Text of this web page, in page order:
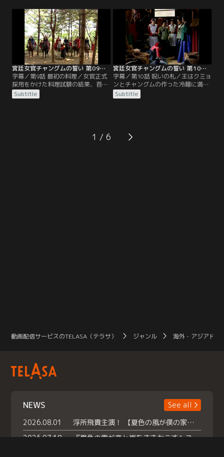
置換えとなる。チャングムの新しい
配属先は菜園。菜園とは王宮の隅に
ある薬草畑で、異国の香辛料や薬草
の栽培を試みるところ。事実上、宮
中で見捨てられた人が配属される部
署だった。
ったチャングムは、ミン・ジョンホ
と初めて言葉を交わす。女官正式採
用を決める試験を7日後に控え、懸
命に遅れを取り戻そうと勉強するチ
ャングム。試験は2段階に分かれて
いた。
宮廷女官チャングムの誓い 第09話／字幕
字幕／第9話 最初の料理／女官正式
採用をかけた料理試験の結果、首席
はクミョン、支給されたもの以外の
食材を使ったチャングムは落第を言
なく、代用の材料を選び出した機転
と知識に感心し、チャングムの落第
Subtitle
宮廷女官チャングムの誓い 第10話／字幕
字幕／第10話 呪いの札／王はクミョ
ンとチャングムの作った冷麺に満足
し、王の護衛部隊として同行してい
たチョンホも二人の活躍を知る。チ
る。食材の管理を怠った罰として退
膳間への出入りを禁じられたミン尚
Subtitle
1
動画配信サービスのTELASA（テラサ） ジャンル 海外・アジアドラ
NEWS
See all
2026.08.01
浮所飛貴主演！ 【夏色の風が僕の家にやってきた】 本日よりテラサで独占配信スタート！
2026.07.18
『夏色の雲が恋と嵐をまきおこす』スペシャルメイキング 【Part1】2026年７月18日（土）23時30分～配信スタート！話題のシーンの裏側を大公開！豪華キャスト大集合！ 『武宮家 真夏の家族会議』開催！